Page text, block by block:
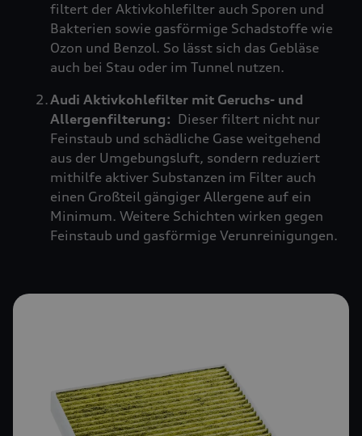
filtert der Aktivkohlefilter auch Sporen und
Bakterien sowie gasförmige Schadstoffe wie
Ozon und Benzol. So lässt sich das Gebläse
auch bei Stau oder im Tunnel nutzen.
Audi Aktivkohlefilter mit Geruchs- und
Allergenfilterung: Dieser filtert nicht nur
Feinstaub und schädliche Gase weitgehend
aus der Umgebungsluft, sondern reduziert
mithilfe aktiver Substanzen im Filter auch
einen Großteil gängiger Allergene auf ein
Minimum. Weitere Schichten wirken gegen
Feinstaub und gasförmige Verunreinigungen.